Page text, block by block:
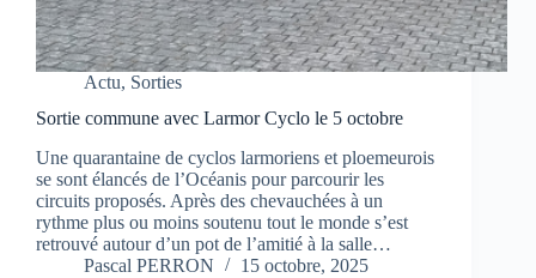
Actu, Sorties
Sortie commune avec Larmor Cyclo le 5 octobre
Une quarantaine de cyclos larmoriens et ploemeurois
se sont élancés de l’Océanis pour parcourir les
circuits proposés. Après des chevauchées à un
rythme plus ou moins soutenu tout le monde s’est
retrouvé autour d’un pot de l’amitié à la salle…
Pascal PERRON
15 octobre, 2025